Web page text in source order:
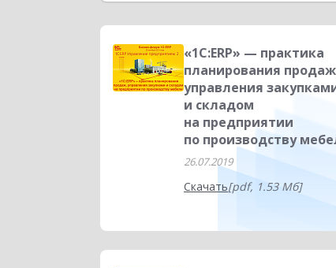
Склад Повышение эффективности
Управленческий учет Отраслевые
Проектные решения
«1С:ERP» — практика
планирования
управления
и складом
на предприятии
по производству
26.07.2019
Скачать[pdf, 1.53 Мб]